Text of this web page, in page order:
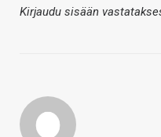
Kirjaudu sisään